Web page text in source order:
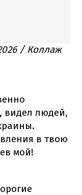
/ Коллаж
видел людей,
в твою
мой!